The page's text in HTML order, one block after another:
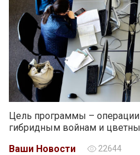
Цель программы –
гибридным войнам и
Ваши Новости
22644